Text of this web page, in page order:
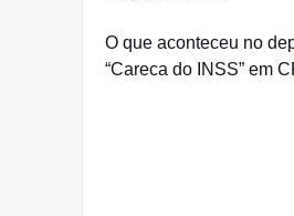
O que aconteceu no
“Careca do INSS” em